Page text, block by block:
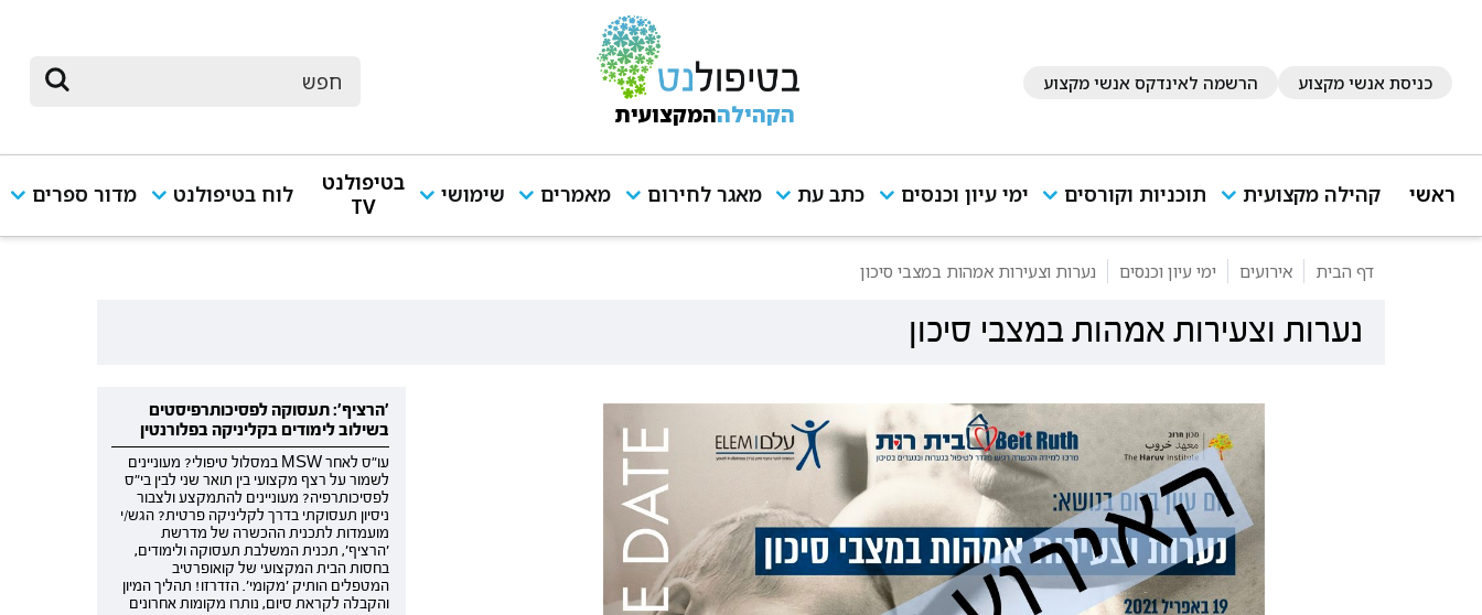
כניסת אנשי מקצוע הרשמה לאינדקס אנשי מקצוע
הקהילההמקצועית
ראשי קהילה מקצועית תוכניות וקורסים ימי עיון וכנסים כתב עת מאגר לחירום מאמרים שימושי
בטיפולנט
TV
לוח בטיפולנט מדור ספרים
דף הבית אירועים ימי עיון וכנסים נערות וצעירות אמהות במצבי סיכון
נערות וצעירות אמהות במצבי סיכון
'הרציף': תעסוקה לפסיכותרפיסטים
בשילוב לימודים בקליניקה בפלורנטין
עו"ס לאחר MSW במסלול טיפולי? מעוניינים
לשמור על רצף מקצועי בין תואר שני לבין בי"ס
לפסיכותרפיה? מעוניינים להתמקצע ולצבור
ניסיון תעסוקתי בדרך לקליניקה פרטית? הגש/י
מועמדות לתכנית ההכשרה של מדרשת
'הרציף', תכנית המשלבת תעסוקה ולימודים,
בחסות הבית המקצועי של קואופרטיב
המטפלים הותיק 'מקומי'. הזדרזו! תהליך המיון
והקבלה לקראת סיום, נותרו מקומות אחרונים